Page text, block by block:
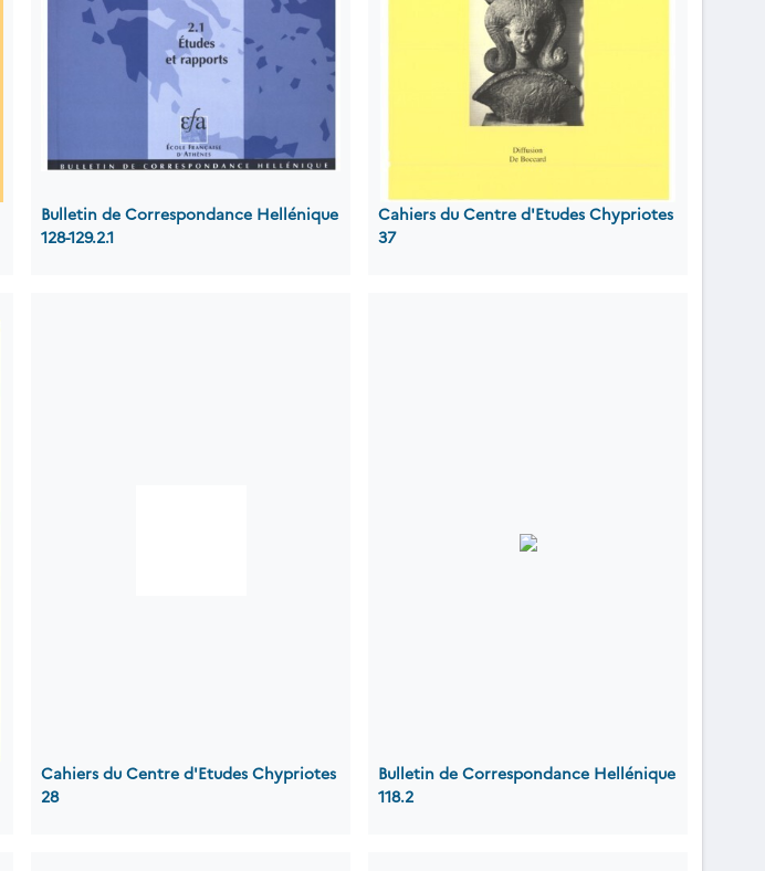
Bulletin de Correspondance Hellénique
128-129.2.1
Cahiers du Centre d'Etudes Chypriotes
37
Cahiers du Centre d'Etudes Chypriotes
28
Bulletin de Correspondance Hellénique
118.2